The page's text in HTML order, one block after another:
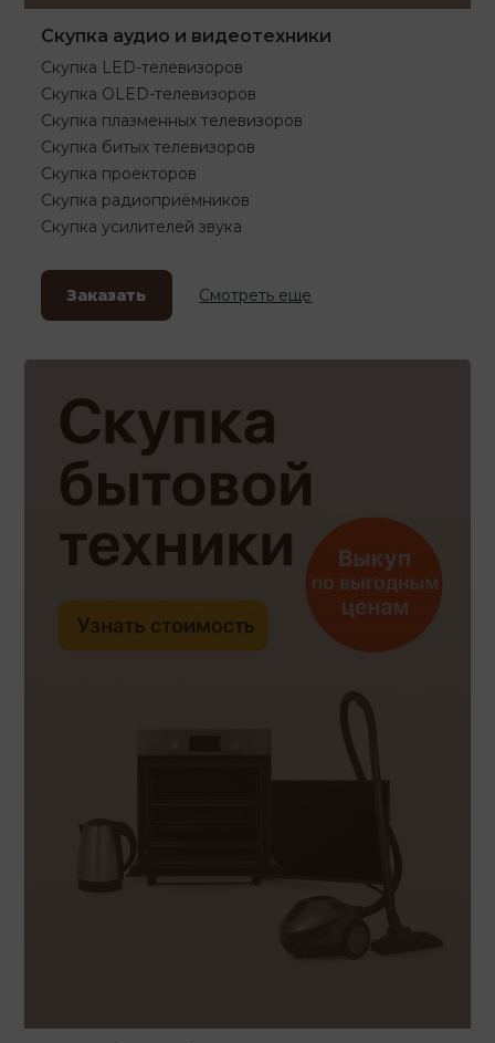
Скупка аудио и видеотехники
Скупка LED-телевизоров
Скупка OLED-телевизоров
Скупка плазменных телевизоров
Скупка битых телевизоров
Скупка проекторов
Скупка радиоприёмников
Скупка усилителей звука
Заказать Смотреть еще